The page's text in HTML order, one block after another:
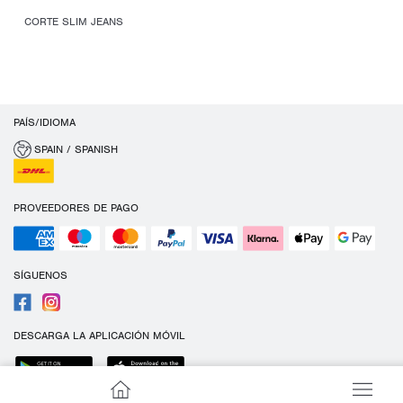
CORTE SLIM JEANS
PAÍS/IDIOMA
SPAIN / SPANISH
PROVEEDORES DE PAGO
SÍGUENOS
DESCARGA LA APLICACIÓN MÓVIL